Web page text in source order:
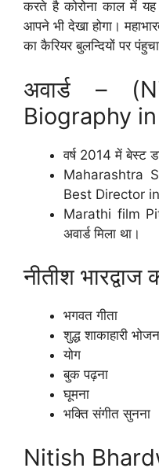
करते है कोरोना काल में
आपने भी देखा होगा।
का कैरियर बुलन्दियों पर
अवार्ड –
Biography
वर्ष 2014 में बेस्ट
Maharashtra
Best Director
Marathi film
अवार्ड मिला था।
नीतीश
भगवत गीता
शुद्ध शाकाहारी भोजन
योग
बुक पढ़ना
घूमना
भक्ति संगीत सुनना
Nitish